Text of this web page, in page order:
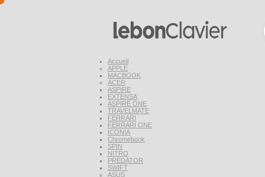
Accueil
APPLE
MACBOOK
ACER
ASPIRE
EXTENSA
ASPIRE ONE
TRAVELMATE
FERRARI
FERRARI ONE
ICONIA
Chromebook
SPIN
NITRO
PREDATOR
SWIFT
ASUS